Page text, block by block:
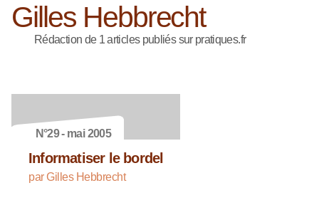
Gilles Hebbrecht
Rédaction de 1 articles publiés sur pratiques.fr
N°29 - mai 2005
Informatiser le bordel
par Gilles Hebbrecht